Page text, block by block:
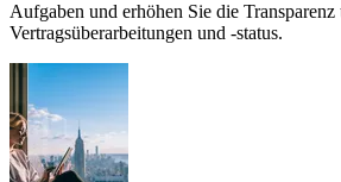
Aufgaben und erhöhen Sie die Transparenz
Vertragsüberarbeitungen und ‑status.